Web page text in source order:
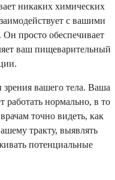
никаких химических
с вашими
просто обеспечивает
ваш пищеварительный
вашего тела. Ваша
работать нормально, в то
точно видеть, как
тракту, выявлять
потенциальные